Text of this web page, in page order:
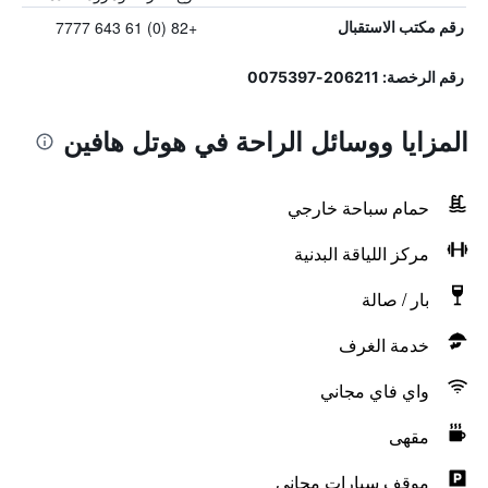
رقم مكتب الاستقبال +82 (0) 61 643 7777
رقم الرخصة: 206211-0075397
المزايا ووسائل الراحة في هوتل هافين
حمام سباحة خارجي
مركز اللياقة البدنية
بار / صالة
خدمة الغرف
واي فاي مجاني
مقهى
موقف سيارات مجاني